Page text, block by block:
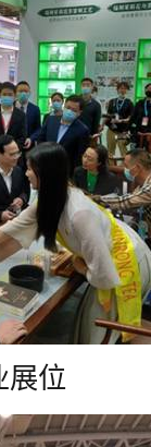
展位